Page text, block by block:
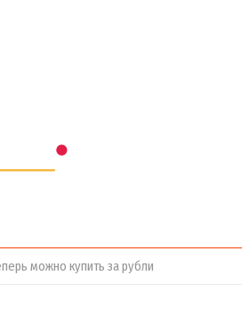
можно купить за рубли